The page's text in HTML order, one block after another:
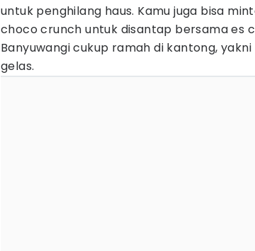
untuk penghilang haus. Kamu juga bisa
choco crunch untuk disantap bersama es
Banyuwangi cukup ramah di kantong,
gelas.